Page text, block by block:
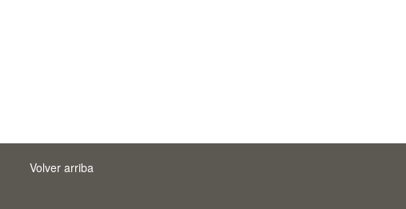
Volver arriba